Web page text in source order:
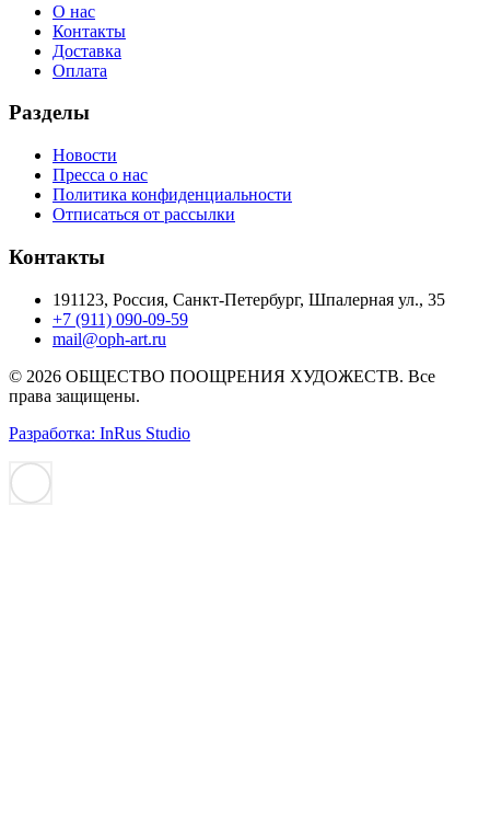
О нас
Контакты
Доставка
Оплата
Разделы
Новости
Пресса о нас
Политика конфиденциальности
Отписаться от рассылки
Контакты
191123, Россия, Санкт-Петербург, Шпалерная ул., 35
+7 (911) 090-09-59
mail@oph-art.ru
© 2026 ОБЩЕСТВО ПООЩРЕНИЯ ХУДОЖЕСТВ. Все
права защищены.
Разработка: InRus Studio